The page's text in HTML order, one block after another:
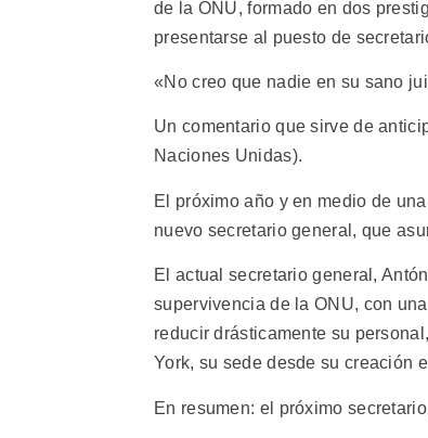
de la ONU, formado en dos
presentarse al puesto de
«No creo que nadie en su sano
Un comentario que sirve de
Naciones Unidas).
El próximo año y en medio de
nuevo secretario general, que
El actual secretario general,
supervivencia de la ONU, con
reducir drásticamente su
York, su sede desde su creación
En resumen: el próximo